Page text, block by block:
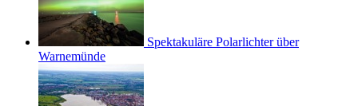
Spektakuläre Polarlichter über
Warnemünde